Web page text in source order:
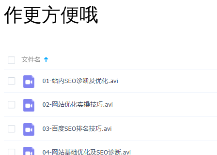
作更方便哦